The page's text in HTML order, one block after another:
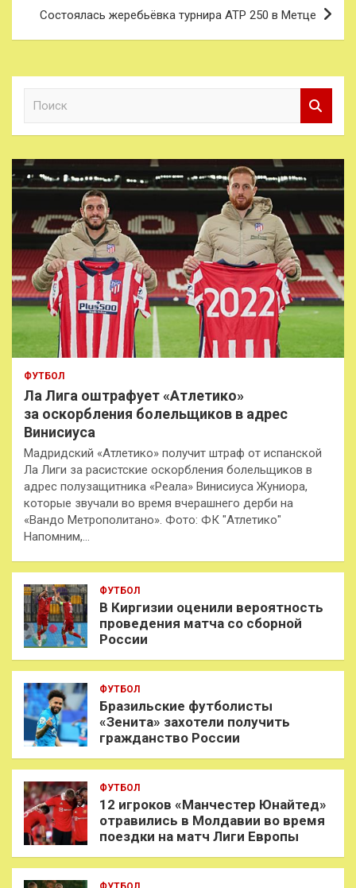
Состоялась жеребьёвка турнира ATP 250 в Метце
к
ФУТБОЛ
Ла Лига оштрафует «Атлетико»
за оскорбления болельщиков в адрес
Винисиуса
Мадридский «Атлетико» получит штраф от испанской
Ла Лиги за расистские оскорбления болельщиков в
адрес полузащитника «Реала» Винисиуса Жуниора,
которые звучали во время вчерашнего дерби на
«Вандо Метрополитано». Фото: ФК "Атлетико"
Напомним,…
ФУТБОЛ
В Киргизии оценили вероятность
проведения матча со сборной
России
ФУТБОЛ
Бразильские футболисты
«Зенита» захотели получить
гражданство России
ФУТБОЛ
12 игроков «Манчестер Юнайтед»
отравились в Молдавии во время
поездки на матч Лиги Европы